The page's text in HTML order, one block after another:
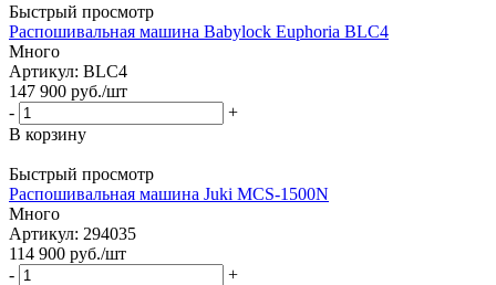
Быстрый просмотр
Распошивальная машина Babylock Euphoria BLC4
Много
Артикул: BLC4
147 900 руб./шт
-
+
В корзину
Быстрый просмотр
Распошивальная машина Juki MCS-1500N
Много
Артикул: 294035
114 900 руб./шт
-
+